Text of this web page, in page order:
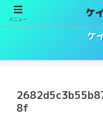
ケ
8f
メニュー ケ